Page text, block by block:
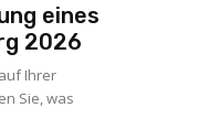
eines
2026
Ihrer
Sie, was